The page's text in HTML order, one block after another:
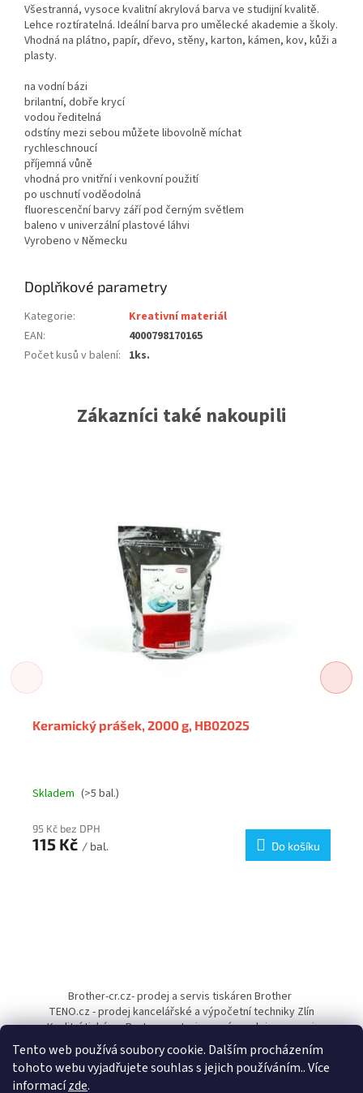
Tento web používá soubory cookie. Dalším procházením
tohoto webu vyjadřujete souhlas s jejich používáním.. Více
informacízde.
Všestranná, vysoce kvalitní akrylová barva ve studijní kvalitě.
Lehce roztíratelná. Ideální barva pro umělecké akademie a školy.
Vhodná na plátno, papír, dřevo, stěny, karton, kámen, kov, kůži a
plasty.
na vodní bázi
brilantní, dobře krycí
vodou ředitelná
odstíny mezi sebou můžete libovolně míchat
rychleschnoucí
příjemná vůně
vhodná pro vnitřní i venkovní použití
po uschnutí voděodolná
fluorescenční barvy září pod černým světlem
baleno v univerzální plastové láhvi
Vyrobeno v Německu
Doplňkové parametry
Kategorie:
Kreativní materiál
EAN:
4000798170165
Počet kusů v balení: 1ks.
Zákazníci také nakoupili
Keramický prášek, 2000 g, HB02025
Skladem (>5 bal.)
95 Kč bez DPH
115 Kč / bal. Do košíku
a
Brother-cr.cz- prodej a servis tiskáren Brother
TENO.cz - prodej kancelářské a výpočetní techniky Zlín
Kvalitní tiskárny Pantum - autorizovaný prodejce a servis